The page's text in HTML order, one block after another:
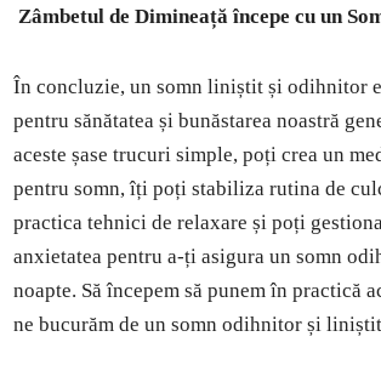
Zâmbetul de Dimineață începe cu un
În concluzie, un somn liniștit și odihnitor
pentru sănătatea și bunăstarea noastră
aceste șase trucuri simple, poți crea un
pentru somn, îți poți stabiliza rutina de
practica tehnici de relaxare și poți
anxietatea pentru a-ți asigura un somn
noapte. Să începem să punem în practică
ne bucurăm de un somn odihnitor și